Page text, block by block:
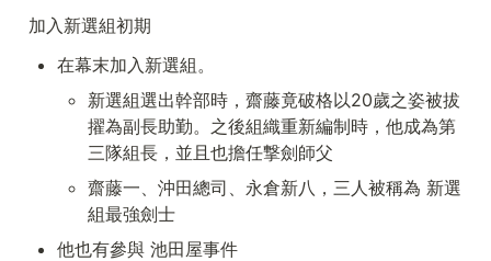
加入新選組初期
在幕末加入新選組。
新選組選出幹部時，齋藤竟破格以20歲之姿被拔
擢為副長助勤。之後組織重新編制時，他成為第
三隊組長，並且也擔任撃劍師父
齋藤一、沖田總司、永倉新八，三人被稱為 新選
組最強劍士
他也有參與 池田屋事件